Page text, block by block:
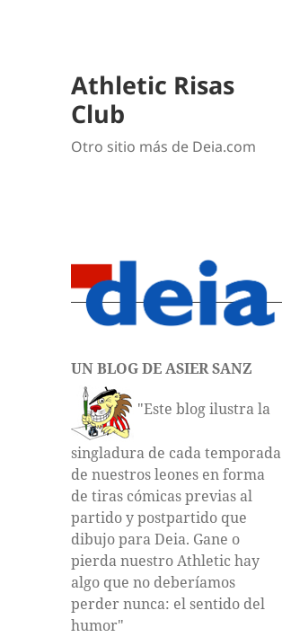
Athletic Risas
Club
Otro sitio más de Deia.com
UN BLOG DE ASIER SANZ
"Este blog ilustra la
singladura de cada temporada
de nuestros leones en forma
de tiras cómicas previas al
partido y postpartido que
dibujo para Deia. Gane o
pierda nuestro Athletic hay
algo que no deberíamos
perder nunca: el sentido del
humor"